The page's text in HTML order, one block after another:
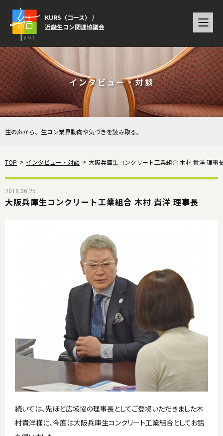
KURS（コース） /
近畿生コン関連協議会
インタビュー・対談
生の声から、生コン業界動向や気づきを読み取る。
TOP インタビュー・対談 大阪兵庫生コンクリート工業組合 木村 貴洋 理事
2018.06.25
大阪兵庫生コンクリート工業組合 木村 貴洋 理事長
続いては、先ほど広域協の理事長としてご登場いただきました木
村貴洋様に、今度は大阪兵庫生コンクリート工業組合としてお話